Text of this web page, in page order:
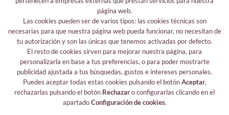
Legal information
Legal notice
Your safety data
Privacy policy
Cookies policy
Follow me
página web.
Las cookies pueden ser de varios tipos: las cookies técnicas son
necesarias para que nuestra página web pueda funcionar, no necesitan de
tu autorización y son las únicas que tenemos activadas por defecto.
El resto de cookies sirven para mejorar nuestra página, para
personalizarla en base a tus preferencias, o para poder mostrarte
publicidad ajustada a tus búsquedas, gustos e intereses personales.
Puedes aceptar todas estas cookies pulsando el botónAceptar,
rechazarlas pulsando el botón Rechazaro configurarlas clicando en el
apartadoConfiguración de cookies.